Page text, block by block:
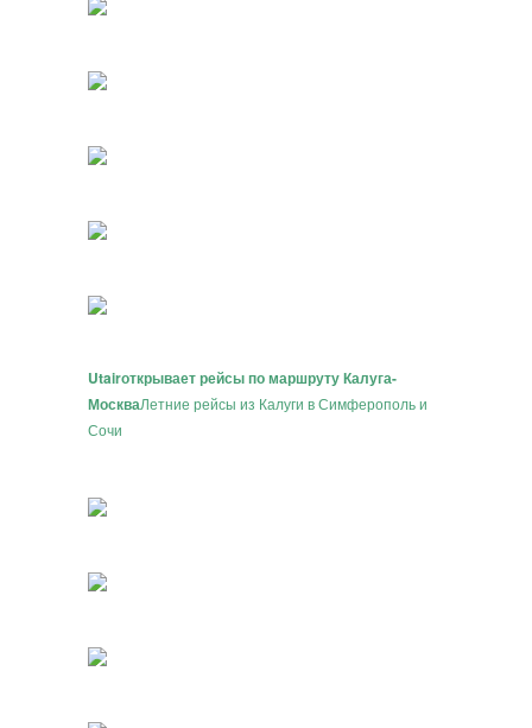
Utairоткрывает рейсы по маршруту Калуга-
МоскваЛетние рейсы из Калуги в Симферополь и
Сочи